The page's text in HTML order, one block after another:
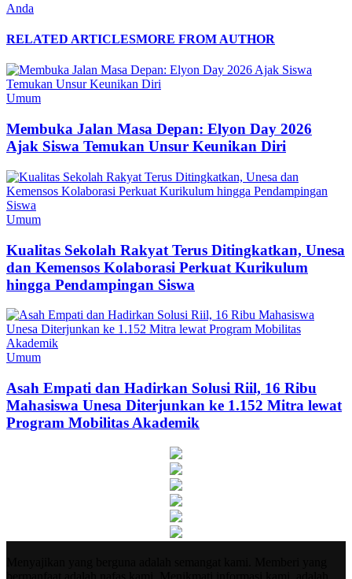
Anda
RELATED ARTICLESMORE FROM AUTHOR
Umum
Membuka Jalan Masa Depan: Elyon Day 2026
Ajak Siswa Temukan Unsur Keunikan Diri
Umum
Kualitas Sekolah Rakyat Terus Ditingkatkan, Unesa
dan Kemensos Kolaborasi Perkuat Kurikulum
hingga Pendampingan Siswa
Umum
Asah Empati dan Hadirkan Solusi Riil, 16 Ribu
Mahasiswa Unesa Diterjunkan ke 1.152 Mitra lewat
Program Mobilitas Akademik